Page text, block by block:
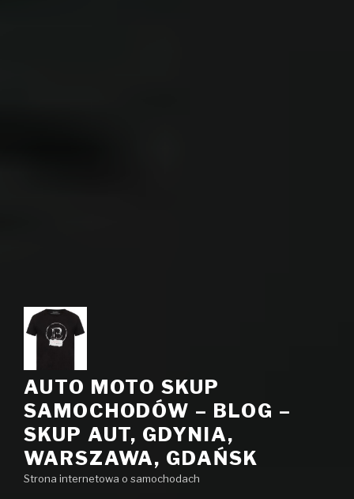
AUTO MOTO SKUP
SAMOCHODÓW – BLOG –
SKUP AUT, GDYNIA,
WARSZAWA, GDAŃSK
Strona internetowa o samochodach